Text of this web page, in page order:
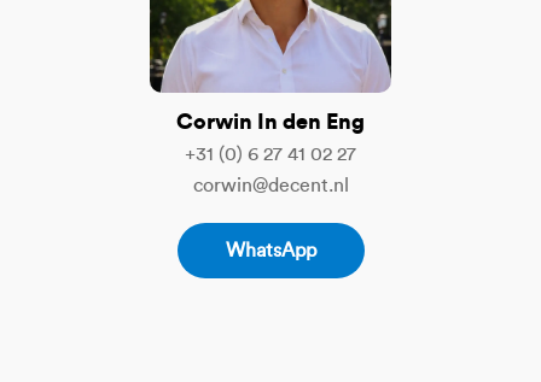
Corwin In den Eng
+31 (0) 6 27 41 02 27
corwin@decent.nl
WhatsApp